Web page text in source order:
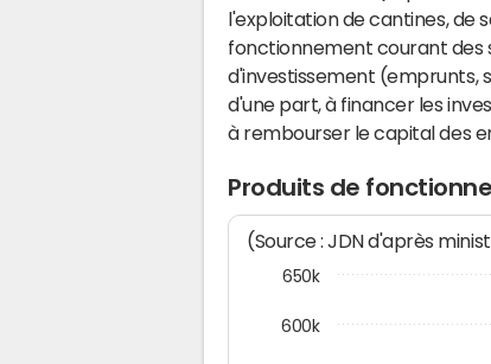
l'exploitation de cantines, de
fonctionnement courant des
d'investissement (emprunts,
d'une part, à financer les
à rembourser le capital des
Produits de
(Source : JDN d'après
600k
650k